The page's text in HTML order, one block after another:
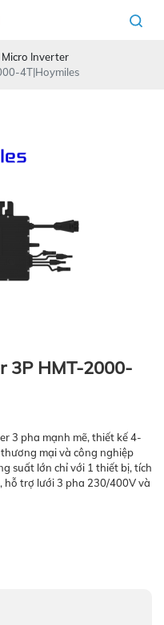
Inverter
4T|Hoymiles
3P HMT-2000-
3 pha mạnh mẽ, thiết kế 4-
mại và công nghiệp
suất lớn chỉ với 1 thiết bị, tích
hỗ trợ lưới 3 pha 230/400V và